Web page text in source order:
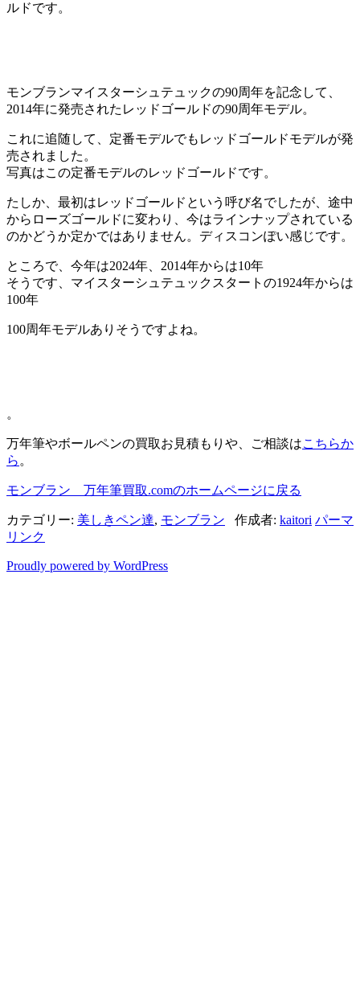
ルドです。
モンブランマイスターシュテュックの90周年を記念して、
2014年に発売されたレッドゴールドの90周年モデル。
これに追随して、定番モデルでもレッドゴールドモデルが発
売されました。
写真はこの定番モデルのレッドゴールドです。
たしか、最初はレッドゴールドという呼び名でしたが、途中
からローズゴールドに変わり、今はラインナップされている
のかどうか定かではありません。ディスコンぽい感じです。
ところで、今年は2024年、2014年からは10年
そうです、マイスターシュテュックスタートの1924年からは
100年
100周年モデルありそうですよね。
。
万年筆やボールペンの買取お見積もりや、ご相談はこちらか
ら。
モンブラン 万年筆買取.comのホームページに戻る
カテゴリー: 美しきペン達, モンブラン 作成者: kaitori パーマ
リンク
Proudly powered by WordPress